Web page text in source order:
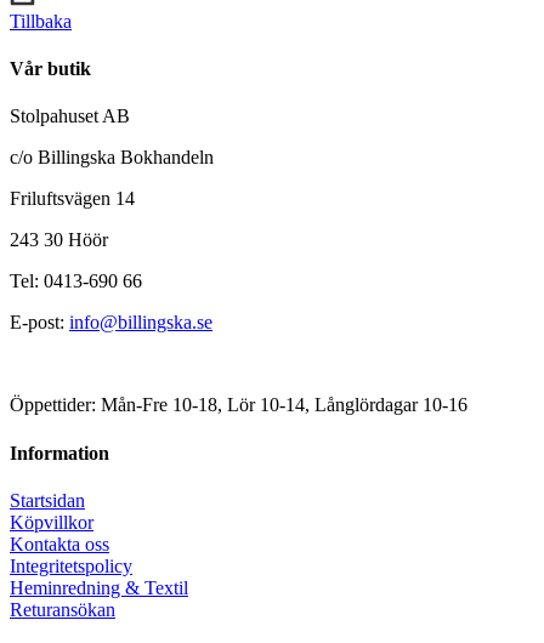
Tillbaka
Vår butik
Stolpahuset AB
c/o Billingska Bokhandeln
Friluftsvägen 14
243 30 Höör
Tel: 0413-690 66
E-post: info@billingska.se
Öppettider: Mån-Fre 10-18, Lör 10-14, Långlördagar 10-16
Information
Startsidan
Köpvillkor
Kontakta oss
Integritetspolicy
Heminredning & Textil
Returansökan